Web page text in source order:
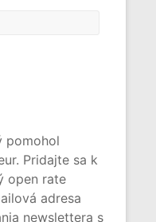
pomohol
Pridajte sa k
open rate
adresa
newslettera s